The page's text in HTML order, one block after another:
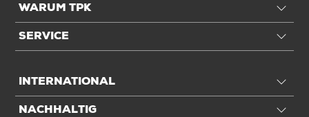
WARUM TPK
SERVICE
INTERNATIONAL
NACHHALTIG